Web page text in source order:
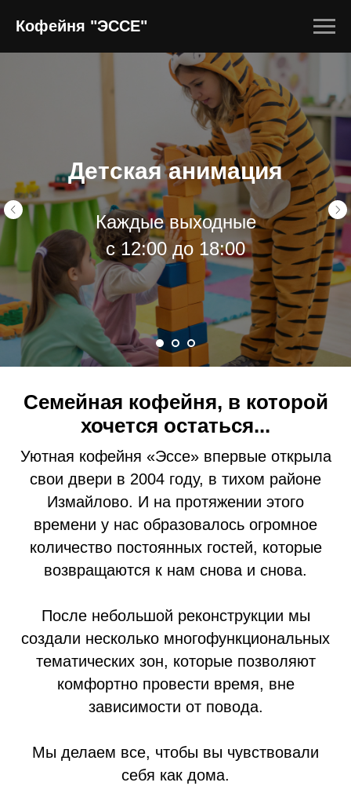
Кофейня "ЭССЕ"
Детская анимация
Каждые выходные
с 12:00 до 18:00
Семейная кофейня, в которой
хочется остаться...
Уютная кофейня «Эссе» впервые открыла
свои двери в 2004 году, в тихом районе
Измайлово. И на протяжении этого
времени у нас образовалось огромное
количество постоянных гостей, которые
возвращаются к нам снова и снова.
После небольшой реконструкции мы
создали несколько многофункциональных
тематических зон, которые позволяют
комфортно провести время, вне
зависимости от повода.
Мы делаем все, чтобы вы чувствовали
себя как дома.